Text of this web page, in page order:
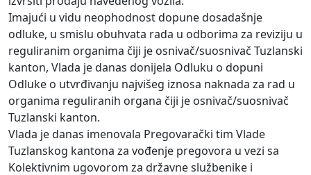
Imajući u vidu neophodnost dopune dosadašnje
odluke, u smislu obuhvata rada u odborima za reviziju u
reguliranim organima čiji je osnivač/suosnivač Tuzlanski
kanton, Vlada je danas donijela Odluku o dopuni
Odluke o utvrđivanju najvišeg iznosa naknada za rad u
organima reguliranih organa čiji je osnivač/suosnivač
Tuzlanski kanton.
Vlada je danas imenovala Pregovarački tim Vlade
Tuzlanskog kantona za vođenje pregovora u vezi sa
Kolektivnim ugovorom za državne službenike i